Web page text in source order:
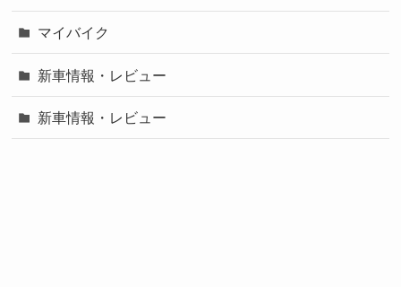
マイバイク
新車情報・レビュー
新車情報・レビュー